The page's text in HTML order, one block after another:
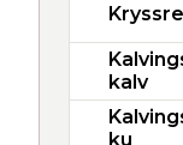
kalv
ku